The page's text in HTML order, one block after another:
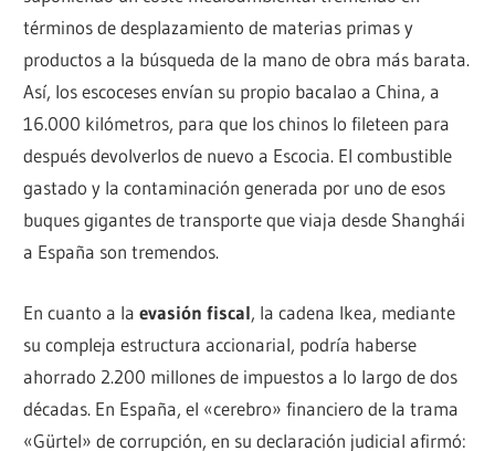
términos de desplazamiento de materias primas y
productos a la búsqueda de la mano de obra más barata.
Así, los escoceses envían su propio bacalao a China, a
16.000 kilómetros, para que los chinos lo fileteen para
después devolverlos de nuevo a Escocia. El combustible
gastado y la contaminación generada por uno de esos
buques gigantes de transporte que viaja desde Shanghái
a España son tremendos.
En cuanto a laevasión fiscal, la cadena Ikea, mediante
su compleja estructura accionarial, podría haberse
ahorrado 2.200 millones de impuestos a lo largo de dos
décadas. En España, el «cerebro» financiero de la trama
«Gürtel» de corrupción, en su declaración judicial afirmó: